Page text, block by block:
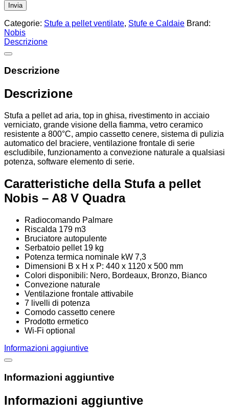
Categorie: Stufe a pellet ventilate, Stufe e Caldaie Brand:
Nobis
Descrizione
Descrizione
Descrizione
Stufa a pellet ad aria, top in ghisa, rivestimento in acciaio
verniciato, grande visione della fiamma, vetro ceramico
resistente a 800°C, ampio cassetto cenere, sistema di pulizia
automatico del braciere, ventilazione frontale di serie
escludibile, funzionamento a convezione naturale a qualsiasi
potenza, software elemento di serie.
Caratteristiche della Stufa a pellet
Nobis – A8 V Quadra
Radiocomando Palmare
Riscalda 179 m3
Bruciatore autopulente
Serbatoio pellet 19 kg
Potenza termica nominale kW 7,3
Dimensioni B x H x P: 440 x 1120 x 500 mm
Colori disponibili: Nero, Bordeaux, Bronzo, Bianco
Convezione naturale
Ventilazione frontale attivabile
7 livelli di potenza
Comodo cassetto cenere
Prodotto ermetico
Wi-Fi optional
Informazioni aggiuntive
Informazioni aggiuntive
Informazioni aggiuntive